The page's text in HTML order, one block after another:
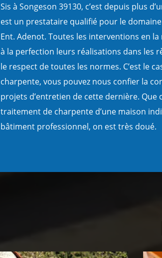
Sis à Songeson 39130, c’est depuis plus
est un prestataire qualifié pour le
Ent. Adenot. Toutes les interventions en
à la perfection leurs réalisations dans les
le respect de toutes les normes. C’est le
charpente, vous pouvez nous confier la
projets d’entretien de cette dernière. Que
traitement de charpente d’une maison
bâtiment professionnel, on est très doué.